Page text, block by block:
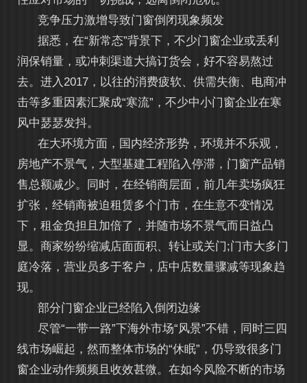
竞争压力激增导致门窗倒闭现象频发
据悉，在“新常态”背景下，不少门窗企业或丢利
润保销量，或冲刺渠道大搞订货会，好不容易熬过
去。进入2017，以往的消费疲软、供需失衡、电商冲
击等多重因素汇聚成“寒流”，不少中小门窗企业在寒
风中瑟瑟发抖。
在大环境方面，国内经济形势，环境并不乐观，
房地产不景气，大型基建工程陷入停滞，门窗产品销
售总额减少。同时，在经销商层面，前几年卖场疯狂
扩张，经销商被迫租赁多个门市，在生意不变情况
下，租金负担且加倍了，并随市场不景气而日益凸
显。商家纷纷缩减店面面积、转让或关门;门市大多门
庭冷落，营业员多于客户，店中店数量骤减等现象趋
现。
部分门窗企业已经陷入倒闭边缘
尽管“一带一路”下海外市场“风景”不错，同时三四
线市场崛起，然而整体市场的“休眠”，仍导致很多门
窗企业动作频频且收效甚微。在如今风险不断的市场